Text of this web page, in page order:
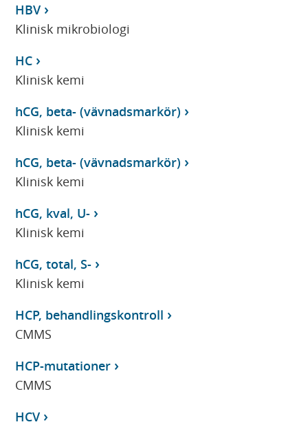
HBV
Klinisk mikrobiologi
HC
Klinisk kemi
hCG, beta- (vävnadsmarkör)
Klinisk kemi
hCG, beta- (vävnadsmarkör)
Klinisk kemi
hCG, kval, U-
Klinisk kemi
hCG, total, S-
Klinisk kemi
HCP, behandlingskontroll
CMMS
HCP-mutationer
CMMS
HCV